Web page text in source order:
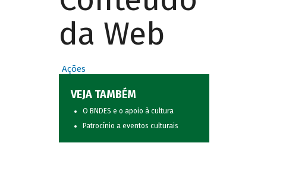
da Web
Ações
VEJA TAMBÉM
O BNDES e o apoio à cultura
Patrocínio a eventos culturais